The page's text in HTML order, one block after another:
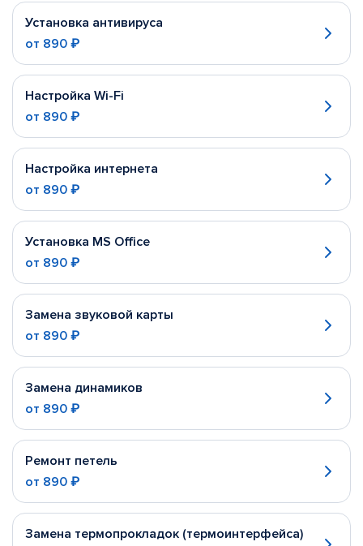
Установка антивируса
от 890 ₽
Настройка Wi-Fi
от 890 ₽
Настройка интернета
от 890 ₽
Установка MS Office
от 890 ₽
Замена звуковой карты
от 890 ₽
Замена динамиков
от 890 ₽
Ремонт петель
от 890 ₽
Замена термопрокладок (термоинтерфейса)